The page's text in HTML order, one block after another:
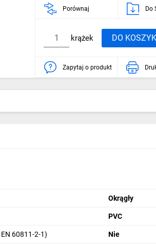
Porównaj Do
krążek DO
Zapytaj o produkt
Okrągły
PVC
60811-2-1) Nie